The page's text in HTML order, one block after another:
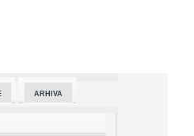
Srbiju: Vučić otkrio kada će biti
ARHIVA